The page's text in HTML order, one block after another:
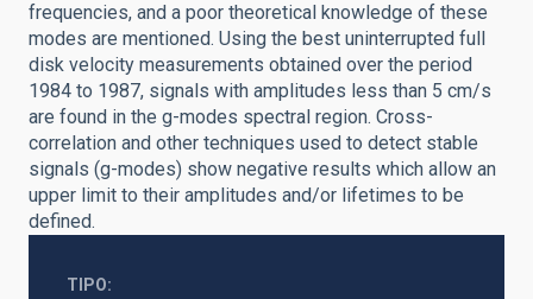
frequencies, and a poor theoretical knowledge of these
modes are mentioned. Using the best uninterrupted full
disk velocity measurements obtained over the period
1984 to 1987, signals with amplitudes less than 5 cm/s
are found in the g-modes spectral region. Cross-
correlation and other techniques used to detect stable
signals (g-modes) show negative results which allow an
upper limit to their amplitudes and/or lifetimes to be
defined.
TIPO